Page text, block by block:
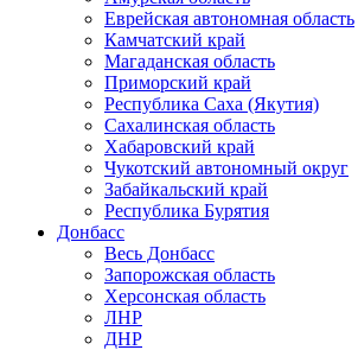
Еврейская автономная область
Камчатский край
Магаданская область
Приморский край
Республика Саха (Якутия)
Сахалинская область
Хабаровский край
Чукотский автономный округ
Забайкальский край
Республика Бурятия
Донбасс
Весь Донбасс
Запорожская область
Херсонская область
ЛНР
ДНР